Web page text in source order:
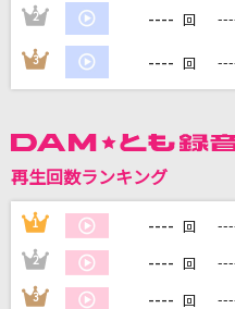
カラオケ最新
2 ---- 回
3 ---- 回
再生回数ランキング
1 ---- 回
2 ---- 回
3 ---- 回